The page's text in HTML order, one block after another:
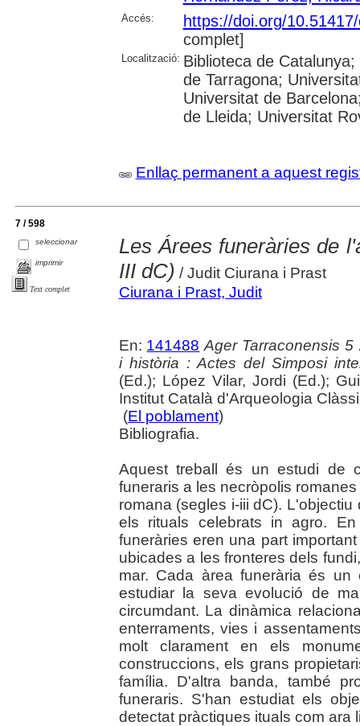
Accés:
https://doi.org/
complet]
Localització: Biblioteca de
de Tarragona;
Universitat de
de Lleida; Universitat
Enllaç permanent a aquest
7 / 598
seleccionar
imprimir
Text complet
Les Árees funeràries de
III dC) / Judit Ciurana i Prast
Ciurana i Prast, Judit
En: 141488 Ager Tarraconensis
i història : Actes del Simposi
(Ed.); López Vilar, Jordi (Ed.);
Institut Català d'Arqueologia
(El poblament)
Bibliografia.
Aquest treball és un estudi de
funeraris a les necròpolis
romana (segles i-iii dC).
els rituals celebrats in agro.
funeràries eren una part
ubicades a les fronteres dels
mar. Cada àrea funerària és
estudiar la seva evolució de
circumdant. La dinàmica
enterraments, vies i
molt clarament en els
construccions, els grans
família. D'altra banda, també
funeraris. S'han estudiat els
detectat pràctiques ituals com ara